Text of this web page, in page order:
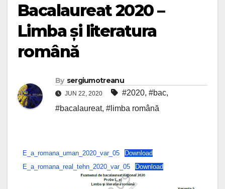
Bacalaureat 2020 –
Limba și literatura
română
By sergiumotreanu
JUN 22, 2020 #2020, #bac,
#bacalaureat, #limba română
E_a_romana_uman_2020_var_05
Download
E_a_romana_real_tehn_2020_var_05
Download